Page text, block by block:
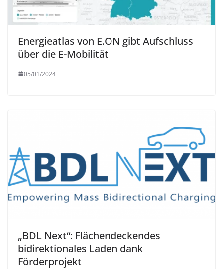
Energieatlas von E.ON gibt Aufschluss
über die E-Mobilität
05/01/2024
„BDL Next“: Flächendeckendes
bidirektionales Laden dank
Förderprojekt